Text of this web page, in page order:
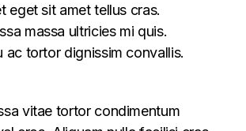
eget sit amet tellus cras.
massa ultricies mi quis.
ac tortor dignissim convallis.
vitae tortor condimentum